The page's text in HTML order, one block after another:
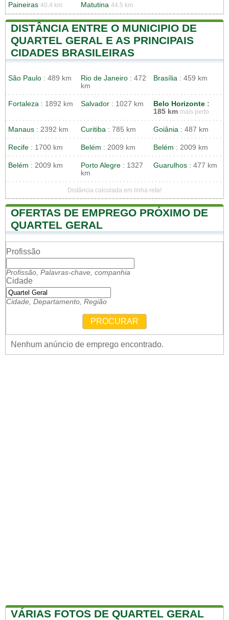
Paineiras 40.4 km Matutina 44.5 km
DISTÂNCIA ENTRE O MUNICIPIO DE
QUARTEL GERAL E AS PRINCIPAIS
CIDADES BRASILEIRAS
São Paulo : 489 km Rio de Janeiro : 472
km
Brasília : 459 km
Fortaleza : 1892 km Salvador : 1027 km Belo Horizonte :
185 km mais perto
Manaus : 2392 km Curitiba : 785 km Goiânia : 487 km
Recife : 1700 km Belém : 2009 km Belém : 2009 km
Belém : 2009 km Porto Alegre : 1327
km
Guarulhos : 477 km
Distância calculada em linha reta!
OFERTAS DE EMPREGO PRÓXIMO DE
QUARTEL GERAL
Profissão
Profissão, Palavras-chave, companhia
Cidade
Cidade, Departamento, Região
PROCURAR
Nenhum anúncio de emprego encontrado.
VÁRIAS FOTOS DE QUARTEL GERAL